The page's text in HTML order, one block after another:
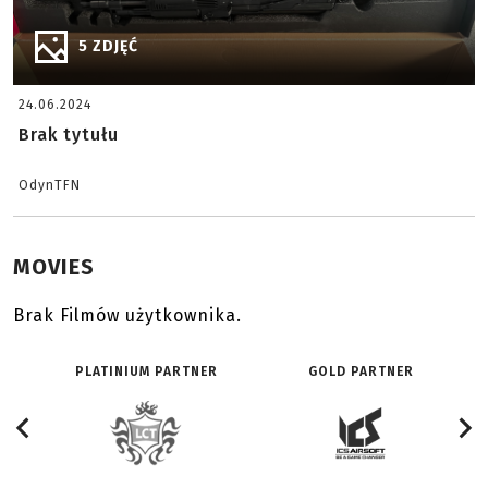
5 ZDJĘĆ
24.06.2024
Brak tytułu
OdynTFN
MOVIES
Brak Filmów użytkownika.
PLATINIUM PARTNER GOLD PARTNER